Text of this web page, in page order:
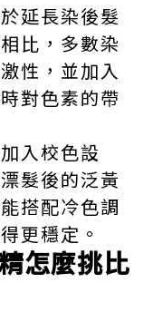
延長染後髮
比，多數染
性，並加入
對色素的帶
入校色設
髮後的泛黃
搭配冷色調
更穩定。
怎麼挑比